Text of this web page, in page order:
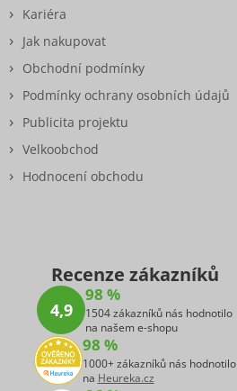
Kariéra
Jak nakupovat
Obchodní podmínky
Podmínky ochrany osobních údajů
Publicita projektu
Velkoobchod
Hodnocení obchodu
Recenze zákazníků
4,9
98 %
1504 zákazníků nás hodnotilo
na našem e-shopu
98 %
1000+ zákazníků nás hodnotilo
na Heureka.cz